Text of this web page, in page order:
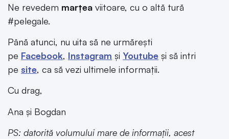
Ne revedem marțea viitoare, cu o altă tură
#pelegale.
Până atunci, nu uita să ne urmărești
pe Facebook, Instagram și Youtube și să intri
pe site, ca să vezi ultimele informații.
Cu drag,
Ana și Bogdan
PS: datorită volumului mare de informații, acest